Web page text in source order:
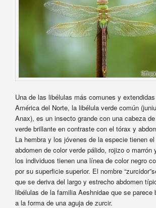
Una de las libélulas más comunes y
América del Norte, la libélula verde común
Anax), es un insecto grande con una cabeza
verde brillante en contraste con el tórax y
La hembra y los jóvenes de la especie tienen el
abdomen de color verde pálido, rojizo o marrón
los individuos tienen una línea de color negro
por su superficie superior. El nombre
que se deriva del largo y estrecho abdomen
libélulas de la familia Aeshnidae que se parece
a la forma de una aguja de zurcir.